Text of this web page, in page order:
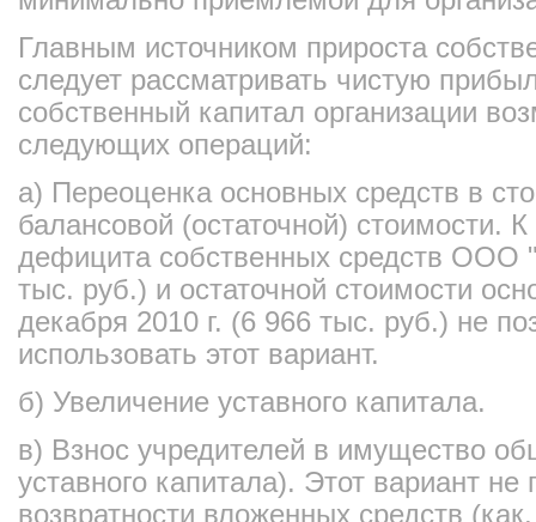
Главным источником прироста
следует рассматривать чистую
собственный капитал организации
следующих операций:
а) Переоценка основных средств в
балансовой (остаточной) стоимости.
дефицита собственных средств ООО
тыс. руб.) и остаточной стоимости
декабря 2010 г. (6 966 тыс. руб.) не
использовать этот вариант.
б) Увеличение уставного капитала.
в) Взнос учредителей в имущество
уставного капитала). Этот вариант не
возвратности вложенных средств